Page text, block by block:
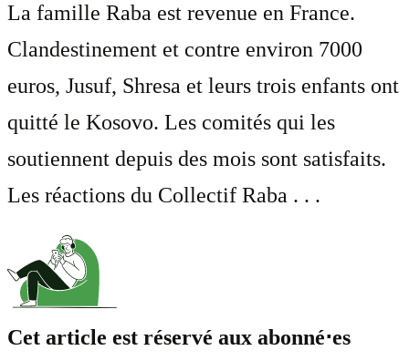
La famille Raba est revenue en France.
Clandestinement et contre environ 7000
euros, Jusuf, Shresa et leurs trois enfants ont
quitté le Kosovo. Les comités qui les
soutiennent depuis des mois sont satisfaits.
Les réactions du Collectif Raba . . .
Cet article est réservé aux abonné⋅es